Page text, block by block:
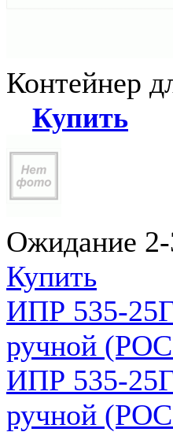
Контейнер
Купить
Ожидание
Купить
ИПР 535-
ручной
ИПР 535-
ручной